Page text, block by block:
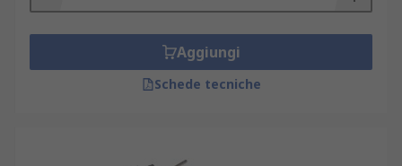
Aggiungi
Schede tecniche